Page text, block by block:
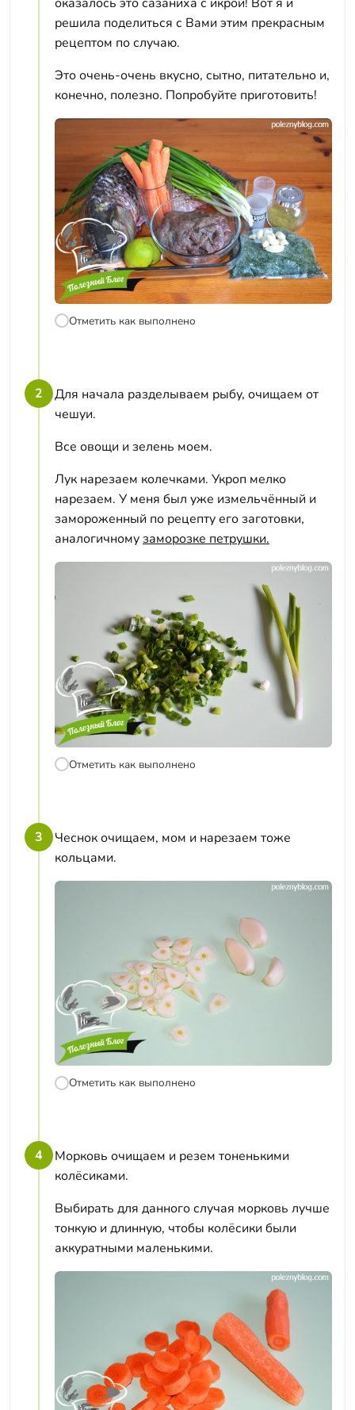
решила поделиться с Вами этим прекрасным
рецептом по случаю.
Это очень-очень вкусно, сытно, питательно и,
конечно, полезно. Попробуйте приготовить!
Отметить как выполнено
2
Для начала разделываем рыбу, очищаем от
чешуи.
Все овощи и зелень моем.
Лук нарезаем колечками. Укроп мелко
нарезаем. У меня был уже измельчённый и
замороженный по рецепту его заготовки,
аналогичномузаморозке петрушки.
Отметить как выполнено
3
Чеснок очищаем, мом и нарезаем тоже
кольцами.
Отметить как выполнено
4
Морковь очищаем и резем тоненькими
колёсиками.
Выбирать для данного случая морковь лучше
тонкую и длинную, чтобы колёсики были
аккуратными маленькими.